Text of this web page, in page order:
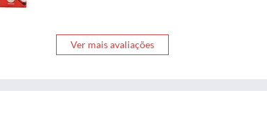
Ver mais avaliações